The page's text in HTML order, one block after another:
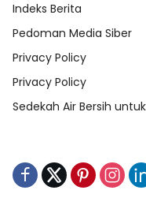
Indeks Berita
Pedoman Media Siber
Privacy Policy
Privacy Policy
Sedekah Air Bersih